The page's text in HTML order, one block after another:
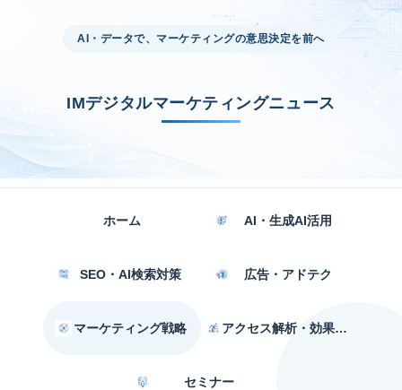
AI・データで、マーケティングの意思決定を前へ
IMデジタルマーケティングニュース
ホーム AI・生成AI活用
SEO・AI検索対策 広告・アドテク
マーケティング戦略 アクセス解析・効果測定
セミナー